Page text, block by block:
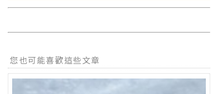
您也可能喜歡這些文章